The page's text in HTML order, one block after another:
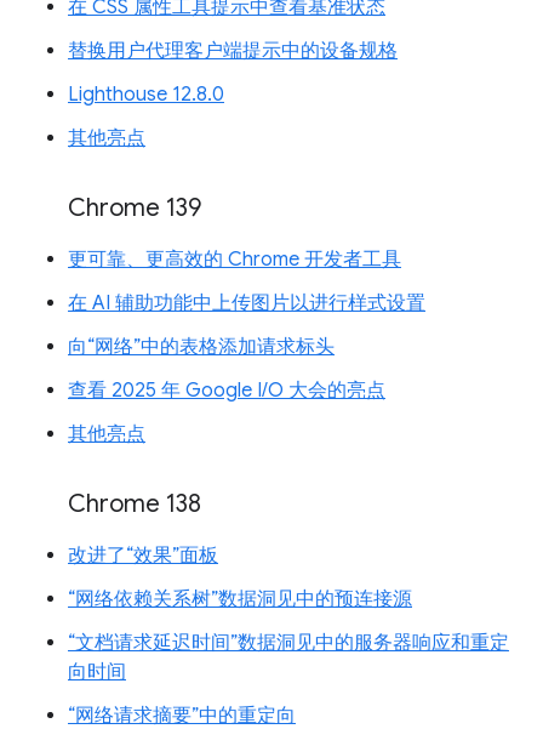
在 CSS 属性工具提示中查看基准状态
替换用户代理客户端提示中的设备规格
Lighthouse 12.8.0
其他亮点
Chrome 139
更可靠、更高效的 Chrome 开发者工具
在 AI 辅助功能中上传图片以进行样式设置
向“网络”中的表格添加请求标头
查看 2025 年 Google I/O 大会的亮点
其他亮点
Chrome 138
改进了“效果”面板
“网络依赖关系树”数据洞见中的预连接源
“文档请求延迟时间”数据洞见中的服务器响应和重定
向时间
“网络请求摘要”中的重定向